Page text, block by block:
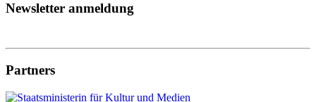
Newsletter anmeldung
Partners